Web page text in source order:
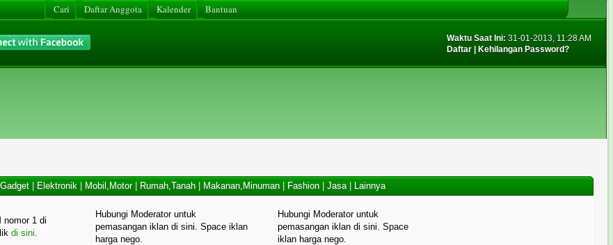
Cari Daftar Anggota Kalender Bantuan
Waktu Saat Ini: 31-01-2013, 11:28 AM
Daftar
Kehilangan Password?
Elektronik Mobil,Motor| Rumah,Tanah Makanan,Minuman Fashion |Jasa| Lainnya
nomor 1 di
di sini.
Hubungi Moderator untuk
pemasangan iklan di sini. Space iklan
harga nego.
Hubungi Moderator untuk
pemasangan iklan di sini. Space
iklan harga nego.